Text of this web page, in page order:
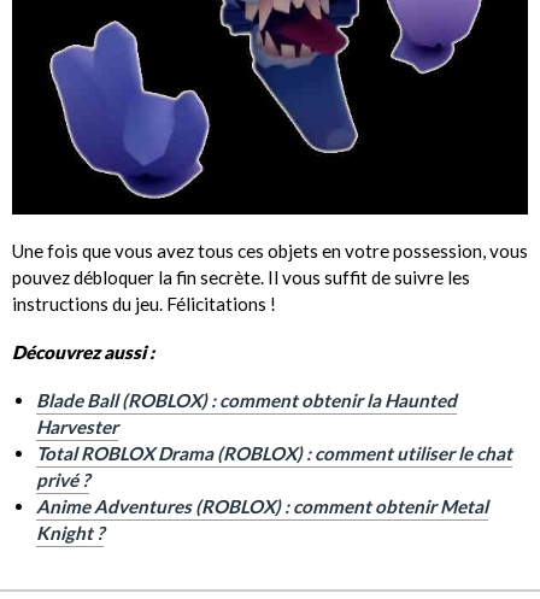
Une fois que vous avez tous ces objets en votre possession, vous
pouvez débloquer la fin secrète. Il vous suffit de suivre les
instructions du jeu. Félicitations !
Découvrez aussi :
Blade Ball (ROBLOX) : comment obtenir la Haunted
Harvester
Total ROBLOX Drama (ROBLOX) : comment utiliser le chat
privé ?
Anime Adventures (ROBLOX) : comment obtenir Metal
Knight ?